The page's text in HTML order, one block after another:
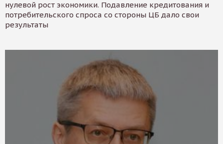
нулевой рост экономики. Подавление кредитования и
потребительского спроса со стороны ЦБ дало свои
результаты